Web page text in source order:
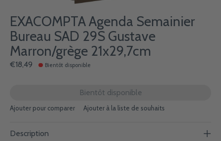
EXACOMPTA Agenda Semainier
Bureau SAD 29S Gustave
Marron/grège 21x29,7cm
€18,49 Bientôt disponible
Bientôt disponible
Ajouter pour comparer Ajouter à la liste de souhaits
Description